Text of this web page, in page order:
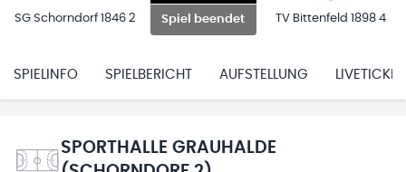
SG Schorndorf 1846 2 Spiel beendet TV Bittenfeld 1898 4
SPIELINFO SPIELBERICHT AUFSTELLUNG LIVETICKER
SPORTHALLE GRAUHALDE